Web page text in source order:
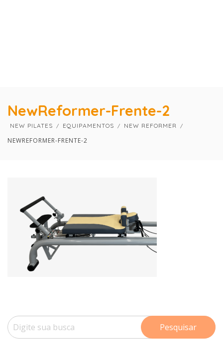
NewReformer-Frente-2
NEW PILATES EQUIPAMENTOS NEW REFORMER
NEWREFORMER-FRENTE-2
Pesquisar